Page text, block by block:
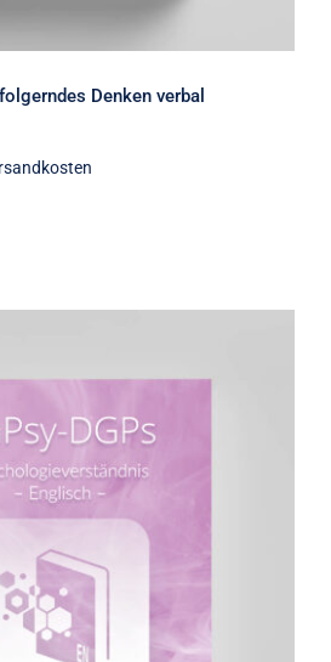
Denken verbal
Psychologieverständnis
(englisch)